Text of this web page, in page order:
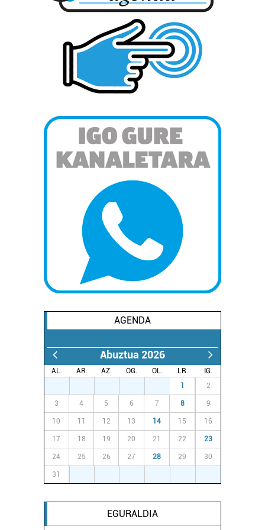
AGENDA
Abuztua 2026
AL. AR. AZ. OG. OL. LR.
IG.
1 2
3 4 5 6 7 8 9
10 11 12 13 14 15 16
17 18 19 20 21 22 23
24 25 26 27 28 29 30
31
EGURALDIA